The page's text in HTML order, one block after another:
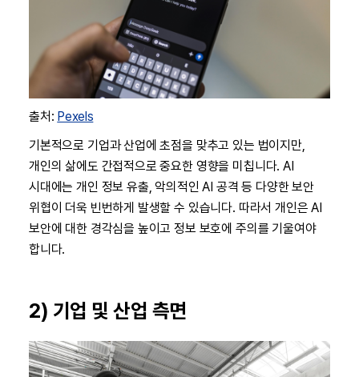
출처: Pexels
기본적으로 기업과 산업에 초점을 맞추고 있는 법이지만,
개인의 삶에도 간접적으로 중요한 영향을 미칩니다. AI
시대에는 개인 정보 유출, 악의적인 AI 공격 등 다양한 보안
위협이 더욱 빈번하게 발생할 수 있습니다. 따라서 개인은 AI
보안에 대한 경각심을 높이고 정보 보호에 주의를 기울여야
합니다.
2) 기업 및 산업 측면